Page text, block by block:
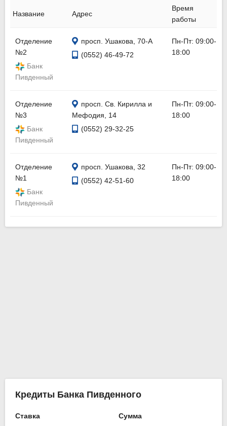
Название Адрес
Время
работы
Отделение
№2
Банк
Пивденный
просп. Ушакова, 70-А
(0552) 46-49-72
Пн-Пт: 09:00-
18:00
Отделение
№3
Банк
Пивденный
просп. Св. Кирилла и
Мефодия, 14
(0552) 29-32-25
Пн-Пт: 09:00-
18:00
Отделение
№1
Банк
Пивденный
просп. Ушакова, 32
(0552) 42-51-60
Пн-Пт: 09:00-
18:00
Кредиты Банка Пивденного
Ставка Сумма